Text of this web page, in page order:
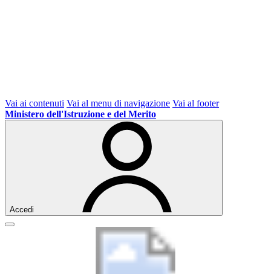
Vai ai contenuti Vai al menu di navigazione Vai al footer
Ministero dell'Istruzione e del Merito
Accedi